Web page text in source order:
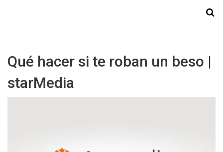
Qué hacer si te roban un beso |
starMedia